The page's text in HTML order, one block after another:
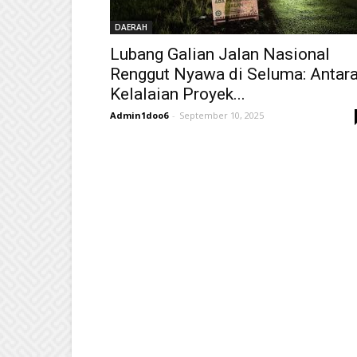
DAERAH
Lubang Galian Jalan Nasional
Renggut Nyawa di Seluma:
Kelalaian Proyek...
Admin1doo6 - September 10, 2025